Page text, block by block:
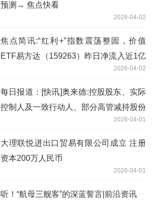
预测→ 焦点快看
2026-04-02
焦点简讯:“红利+”指数震荡整固，价值
ETF易方达（159263）昨日净流入近1亿
2026-04-02
每日报道：[快讯]奥来德:控股股东、实际
控制人及一致行动人、部分高管减持股份
2026-04-01
大理联悦进出口贸易有限公司成立 注册
资本200万人民币
2026-04-01
听！“航母三舰客”的深蓝誓言|前沿资讯